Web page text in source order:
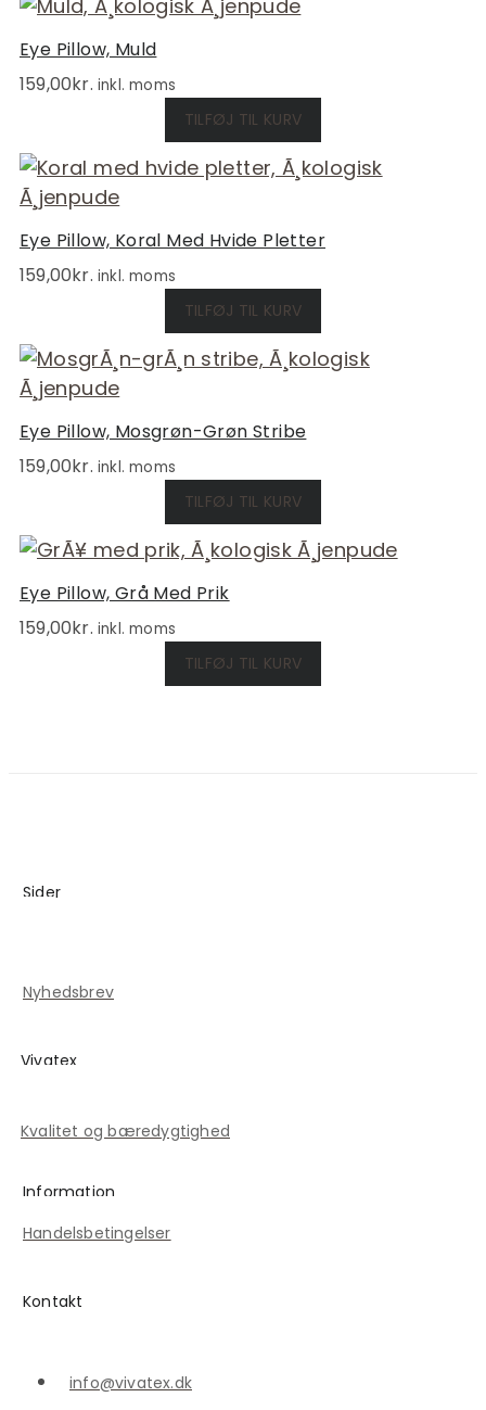
Eye Pillow, Muld
159,00kr. inkl. moms
TILFØJ TIL KURV
Eye Pillow, Koral Med Hvide Pletter
159,00kr. inkl. moms
TILFØJ TIL KURV
Eye Pillow, Mosgrøn-Grøn Stribe
159,00kr. inkl. moms
TILFØJ TIL KURV
Eye Pillow, Grå Med Prik
159,00kr. inkl. moms
TILFØJ TIL KURV
Sider
Nyhedsbrev
Vivatex
Kvalitet og bæredygtighed
Information
Handelsbetingelser
Kontakt
info@vivatex.dk